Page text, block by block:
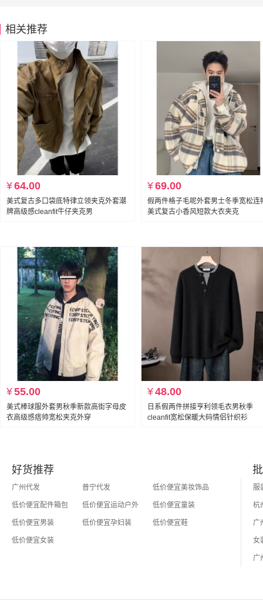
相关推荐
¥64.00
美式复古多口袋底特律立领夹克外套潮
牌高级感cleanfit牛仔夹克男
¥69.00
假两件格子毛呢外套男士冬季宽松连
美式复古小香风短款大衣夹克
¥55.00
美式棒球服外套男秋季新款高街字母皮
衣高级感痞帅宽松夹克外穿
¥48.00
日系假两件拼接亨利领毛衣男秋季
cleanfit宽松保暖大码情侣针织衫
好货推荐
广州代发 普宁代发 低价便宜美妆饰品
低价便宜配件箱包 低价便宜运动户外 低价便宜童装
低价便宜男装 低价便宜孕妇装 低价便宜鞋
低价便宜女装